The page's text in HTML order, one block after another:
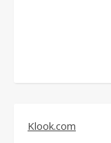
Klook.com